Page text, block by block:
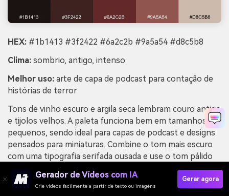
HEX: #1b1413 #3f2422 #6a2c2b #9a5a54 #d8c5b8
Clima: sombrio, antigo, intenso
Melhor uso: arte de capa de podcast para contação de
histórias de terror
Tons de vinho escuro e argila seca lembram couro antigo
e tijolos velhos. A paleta funciona bem em tamanhos
pequenos, sendo ideal para capas de podcast e designs
pensados para miniaturas. Combine o tom mais escuro
com uma tipografia serifada ousada e use o tom pálido
para uma faixa limpa de título. Mantenha o contraste
alto e evite tons vibrantes que quebrariam o clima de
Gerador de Vídeos com IA
Crie vídeos facilmente a partir de texto ou imagens
Gerar agora